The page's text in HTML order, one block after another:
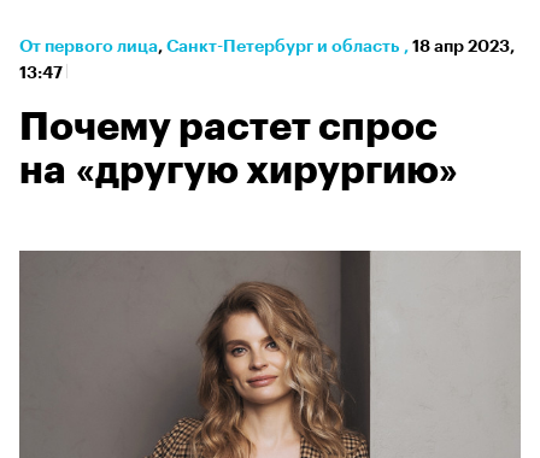
От первого лица⁠, Санкт-Петербург и область , 18 апр 2023,
13:47
Почему растет спрос
на «другую хирургию»